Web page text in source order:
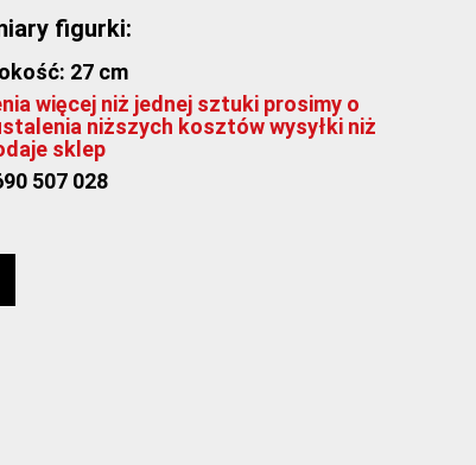
figurki:
27 cm
więcej niż jednej sztuki prosimy o
niższych kosztów wysyłki niż
sklep
507 028